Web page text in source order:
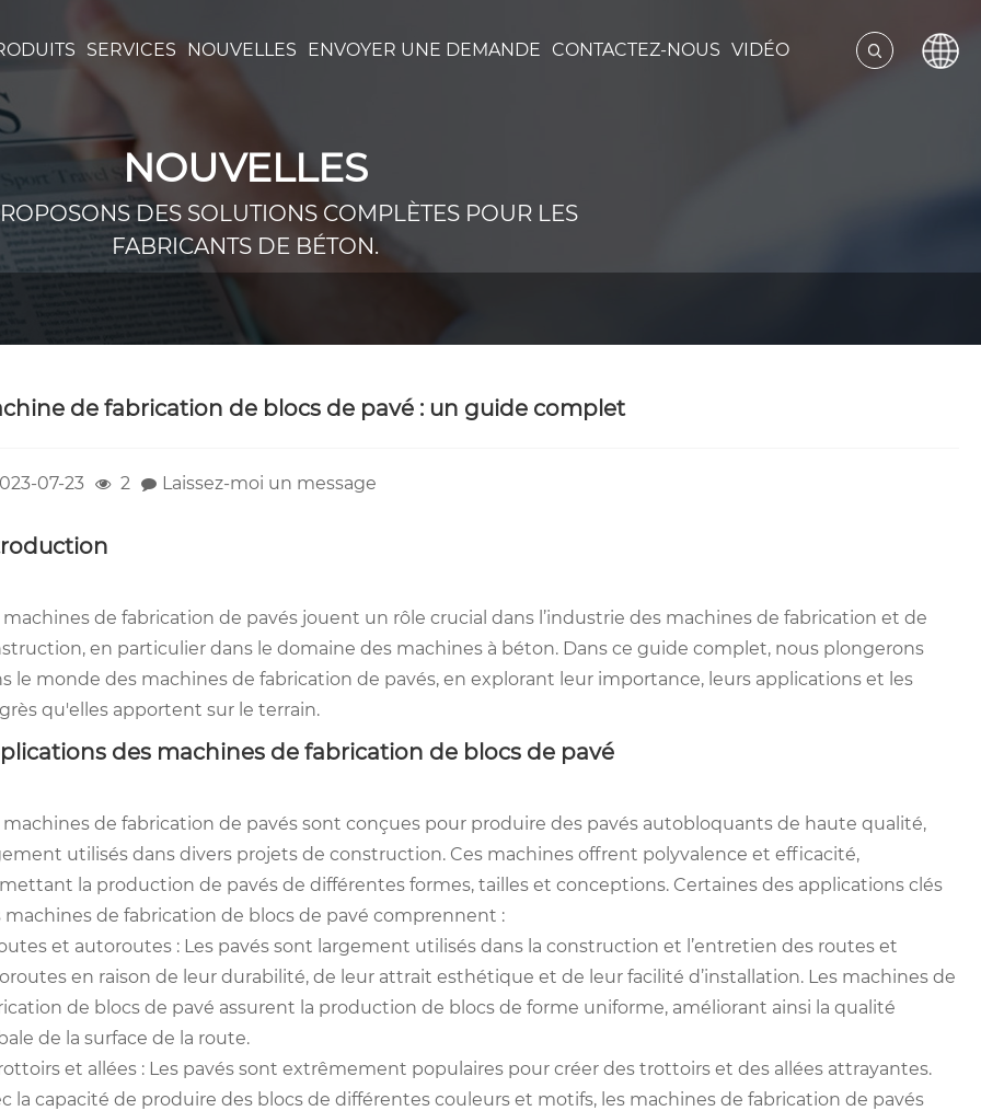
SERVICES NOUVELLES ENVOYER UNE DEMANDE CONTACTEZ-NOUS VIDÉO
NOUVELLES
DES SOLUTIONS COMPLÈTES POUR LES
FABRICANTS DE BÉTON.
de fabrication de blocs de pavé : un guide complet
07-23 2 Laissez-moi un message
machines de fabrication de pavés jouent un rôle crucial dans l’industrie des machines de fabrication et de
en particulier dans le domaine des machines à béton. Dans ce guide complet, nous plongerons
le monde des machines de fabrication de pavés, en explorant leur importance, leurs applications et les
qu'elles apportent sur le terrain.
des machines de fabrication de blocs de pavé
machines de fabrication de pavés sont conçues pour produire des pavés autobloquants de haute qualité,
utilisés dans divers projets de construction. Ces machines offrent polyvalence et efficacité,
la production de pavés de différentes formes, tailles et conceptions. Certaines des applications clés
machines de fabrication de blocs de pavé comprennent :
et autoroutes : Les pavés sont largement utilisés dans la construction et l’entretien des routes et
en raison de leur durabilité, de leur attrait esthétique et de leur facilité d’installation. Les machines de
de blocs de pavé assurent la production de blocs de forme uniforme, améliorant ainsi la qualité
de la surface de la route.
et allées : Les pavés sont extrêmement populaires pour créer des trottoirs et des allées attrayantes.
la capacité de produire des blocs de différentes couleurs et motifs, les machines de fabrication de pavés